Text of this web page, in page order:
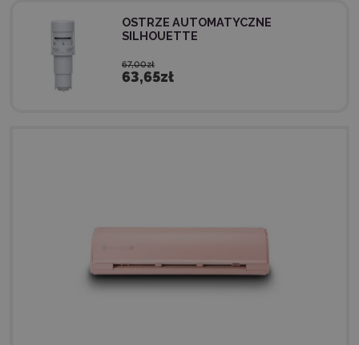
OSTRZE AUTOMATYCZNE
SILHOUETTE
67,00zł
63,65zł